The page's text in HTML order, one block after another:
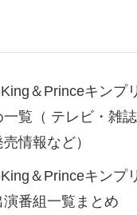
＆Princeキンプ
一覧（ テレビ・雑
情報など）
＆Princeキンプ
演番組一覧まとめ